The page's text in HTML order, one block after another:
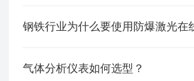
钢铁行业为什么要使用防爆激光在
气体分析仪表如何选型？